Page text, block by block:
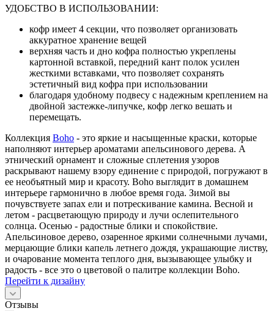
УДОБСТВО В ИСПОЛЬЗОВАНИИ:
кофр имеет 4 секции, что позволяет организовать
аккуратное хранение вещей
верхняя часть и дно кофра полностью укреплены
картонной вставкой, передний кант полок усилен
жесткими вставками, что позволяет сохранять
эстетичный вид кофра при использовании
благодаря удобному подвесу с надежным креплением на
двойной застежке-липучке, кофр легко вешать и
перемещать.
Коллекция Boho - это яркие и насыщенные краски, которые
наполняют интерьер ароматами апельсинового дерева. А
этнический орнамент и сложные сплетения узоров
раскрывают нашему взору единение с природой, погружают в
ее необъятный мир и красоту. Boho выглядит в домашнем
интерьере гармонично в любое время года. Зимой вы
почувствуете запах ели и потрескивание камина. Весной и
летом - расцветающую природу и лучи ослепительного
солнца. Осенью - радостные блики и спокойствие.
Апельсиновое дерево, озаренное яркими солнечными лучами,
мерцающие блики капель летнего дождя, украшающие листву,
и очарование момента теплого дня, вызывающее улыбку и
радость - все это о цветовой о палитре коллекции Boho.
Перейти к дизайну
Отзывы